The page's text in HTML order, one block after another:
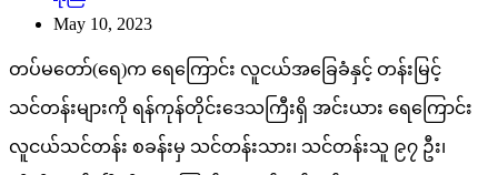
May 10, 2023
တပ်မတော်(ရေ)က ရေကြောင်း လူငယ်အခြေခံနှင့် တန်းမြင့်
သင်တန်းများကို ရန်ကုန်တိုင်းဒေသကြီးရှိ အင်းယား ရေကြောင်း
လူငယ်သင်တန်း စခန်းမှ သင်တန်းသား၊ သင်တန်းသူ ၉၇ ဦး၊